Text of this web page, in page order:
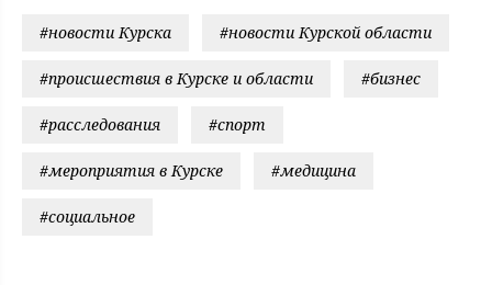
#новости Курска #новости Курской области
#происшествия в Курске и области #бизнес
#расследования #спорт
#мероприятия в Курске #медицина
#социальное